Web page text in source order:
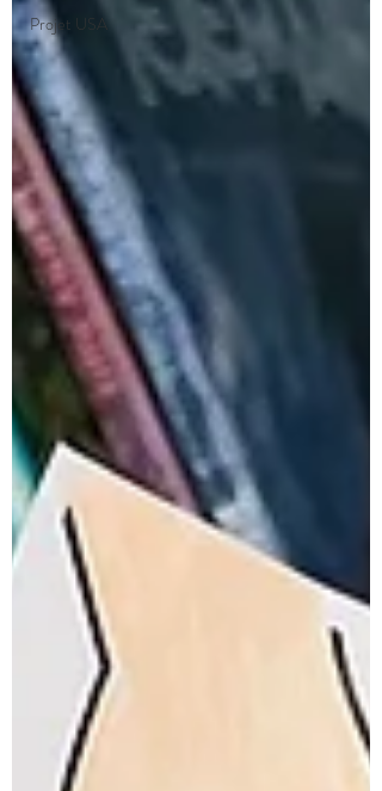
Projet USA